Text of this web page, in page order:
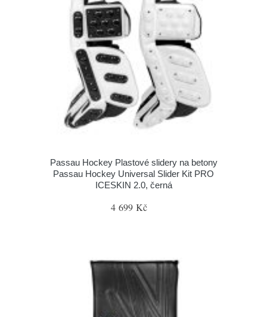
Passau Hockey Plastové slidery na betony
Passau Hockey Universal Slider Kit PRO
ICESKIN 2.0, černá
4 699 Kč